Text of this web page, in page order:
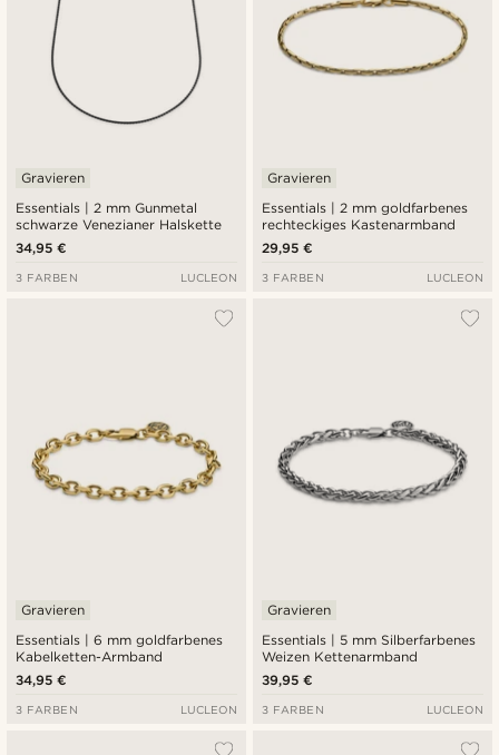
Essentials | 2 mm Gunmetal
schwarze Venezianer Halskette
Gravieren
34,95 €
3 FARBEN LUCLEON
Essentials | 2 mm goldfarbenes
rechteckiges Kastenarmband
Gravieren
29,95 €
3 FARBEN LUCLEON
Essentials | 6 mm goldfarbenes
Kabelketten-Armband
Gravieren
34,95 €
3 FARBEN LUCLEON
Essentials | 5 mm Silberfarbenes
Weizen Kettenarmband
Gravieren
39,95 €
3 FARBEN LUCLEON